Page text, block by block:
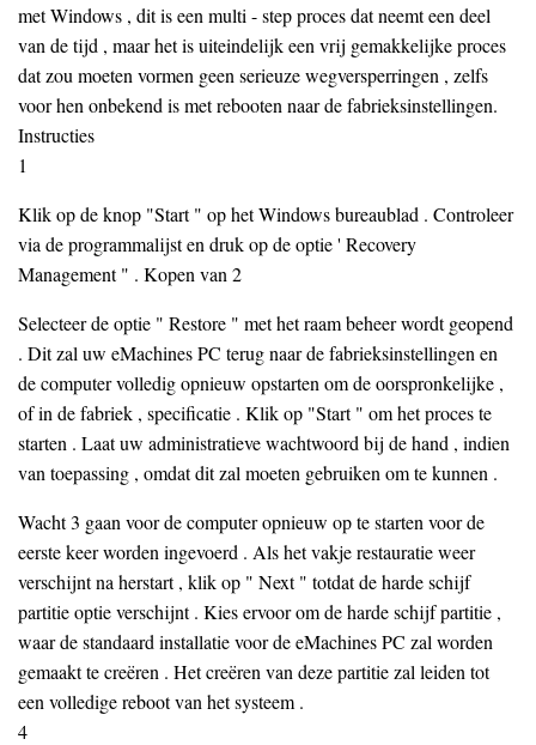
met Windows , dit is een multi - step proces dat neemt een deel
van de tijd , maar het is uiteindelijk een vrij gemakkelijke proces
dat zou moeten vormen geen serieuze wegversperringen , zelfs
voor hen onbekend is met rebooten naar de fabrieksinstellingen.
Instructies
1
Klik op de knop "Start " op het Windows bureaublad . Controleer
via de programmalijst en druk op de optie ' Recovery
Management " . Kopen van 2
Selecteer de optie " Restore " met het raam beheer wordt geopend
. Dit zal uw eMachines PC terug naar de fabrieksinstellingen en
de computer volledig opnieuw opstarten om de oorspronkelijke ,
of in de fabriek , specificatie . Klik op "Start " om het proces te
starten . Laat uw administratieve wachtwoord bij de hand , indien
van toepassing , omdat dit zal moeten gebruiken om te kunnen .
Wacht 3 gaan voor de computer opnieuw op te starten voor de
eerste keer worden ingevoerd . Als het vakje restauratie weer
verschijnt na herstart , klik op " Next " totdat de harde schijf
partitie optie verschijnt . Kies ervoor om de harde schijf partitie ,
waar de standaard installatie voor de eMachines PC zal worden
gemaakt te creëren . Het creëren van deze partitie zal leiden tot
een volledige reboot van het systeem .
4